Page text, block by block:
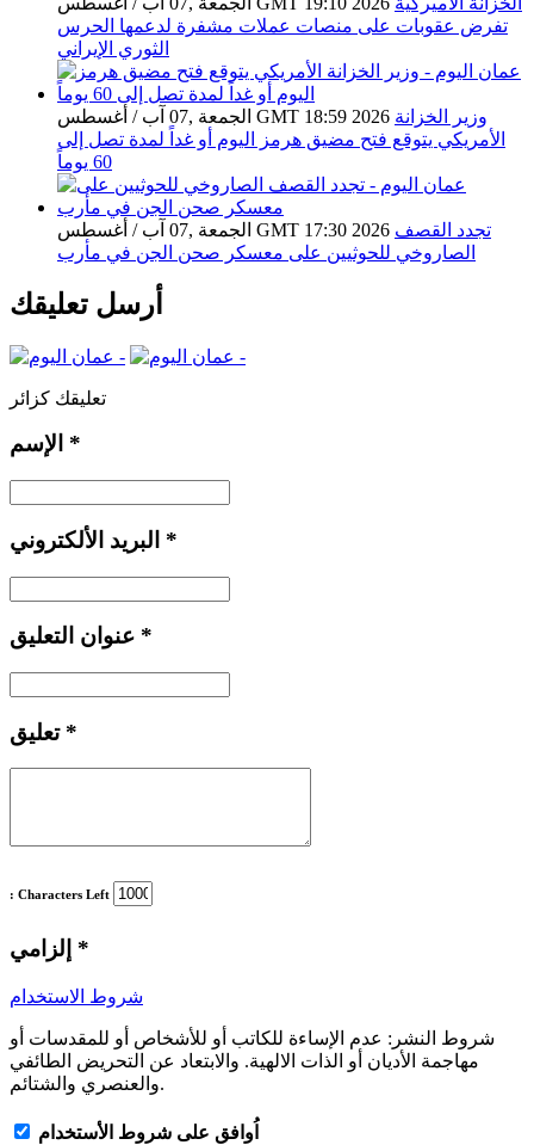
تفرض عقوبات على منصات عملات مشفرة لدعمها الحرس
الثوري الإيراني
الجمعة ,07 آب / أغسطس GMT 18:59 2026 وزير الخزانة
الأمريكي يتوقع فتح مضيق هرمز اليوم أو غداً لمدة تصل إلى
60 يوماً
الجمعة ,07 آب / أغسطس GMT 17:30 2026 تجدد القصف
الصاروخي للحوثيين على معسكر صحن الجن في مأرب
أرسل تعليقك
تعليقك كزائر
*
*
*
تعليق *
: Characters Left
*
شروط الاستخدام
شروط النشر: عدم الإساءة للكاتب أو للأشخاص أو للمقدسات أو
مهاجمة الأديان أو الذات الالهية. والابتعاد عن التحريض الطائفي
والعنصري والشتائم.
اُوافق على شروط الأستخدام